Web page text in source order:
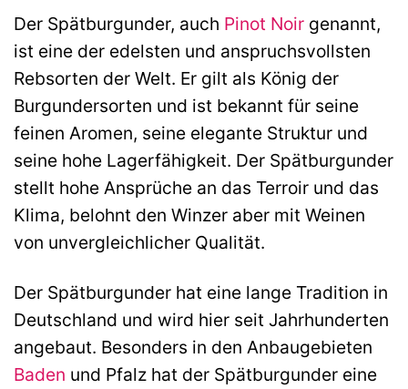
Der Spätburgunder, auch Pinot Noir genannt,
ist eine der edelsten und anspruchsvollsten
Rebsorten der Welt. Er gilt als König der
Burgundersorten und ist bekannt für seine
feinen Aromen, seine elegante Struktur und
seine hohe Lagerfähigkeit. Der Spätburgunder
stellt hohe Ansprüche an das Terroir und das
Klima, belohnt den Winzer aber mit Weinen
von unvergleichlicher Qualität.
Der Spätburgunder hat eine lange Tradition in
Deutschland und wird hier seit Jahrhunderten
angebaut. Besonders in den Anbaugebieten
Baden und Pfalz hat der Spätburgunder eine